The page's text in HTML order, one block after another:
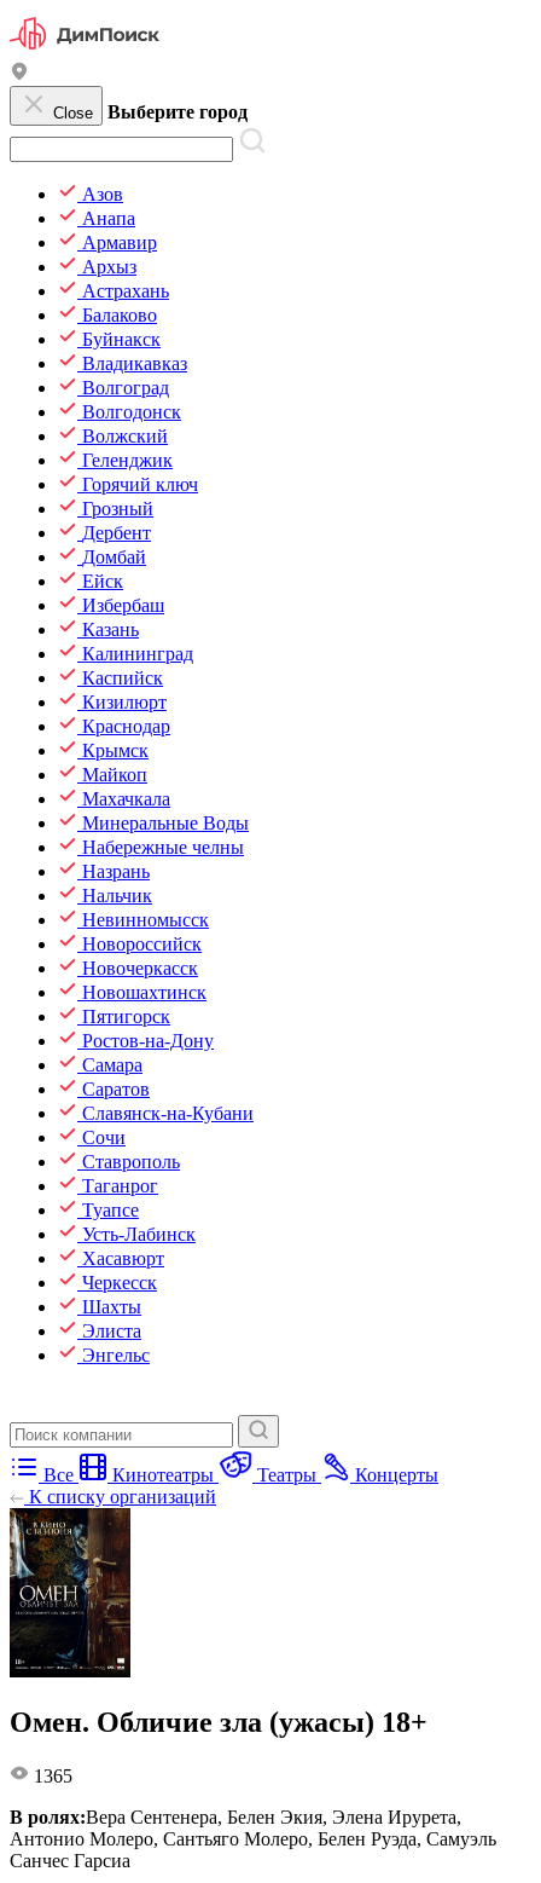
Close Выберите город
Азов
Анапа
Армавир
Архыз
Астрахань
Балаково
Буйнакск
Владикавказ
Волгоград
Волгодонск
Волжский
Геленджик
Горячий ключ
Грозный
Дербент
Домбай
Ейск
Избербаш
Казань
Калининград
Каспийск
Кизилюрт
Краснодар
Крымск
Майкоп
Махачкала
Минеральные Воды
Набережные челны
Назрань
Нальчик
Невинномысск
Новороссийск
Новочеркасск
Новошахтинск
Пятигорск
Ростов-на-Дону
Самара
Саратов
Славянск-на-Кубани
Сочи
Ставрополь
Таганрог
Туапсе
Усть-Лабинск
Хасавюрт
Черкесск
Шахты
Элиста
Энгельс
Все Кинотеатры Театры
Концерты
К списку организаций
Омен. Обличие зла (ужасы) 18+
1365
В ролях:Вера Сентенера, Белен Экия, Элена Ирурета,
Антонио Молеро, Сантьяго Молеро, Белен Руэда, Самуэль
Санчес Гарсиа